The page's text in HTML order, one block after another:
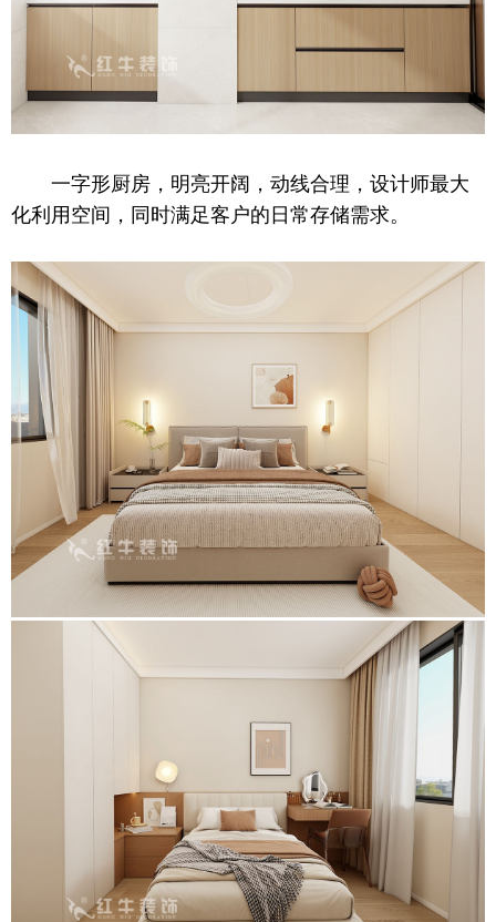
一字形厨房，明亮开阔，动线合理，设计师最大
化利用空间，同时满足客户的日常存储需求。